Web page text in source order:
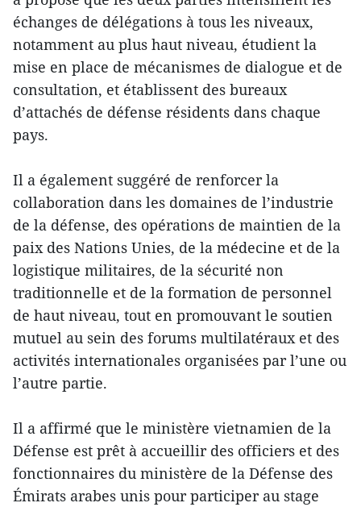
échanges de délégations à tous les niveaux,
notamment au plus haut niveau, étudient la
mise en place de mécanismes de dialogue et de
consultation, et établissent des bureaux
d’attachés de défense résidents dans chaque
pays.
Il a également suggéré de renforcer la
collaboration dans les domaines de l’industrie
de la défense, des opérations de maintien de la
paix des Nations Unies, de la médecine et de la
logistique militaires, de la sécurité non
traditionnelle et de la formation de personnel
de haut niveau, tout en promouvant le soutien
mutuel au sein des forums multilatéraux et des
activités internationales organisées par l’une ou
l’autre partie.
Il a affirmé que le ministère vietnamien de la
Défense est prêt à accueillir des officiers et des
fonctionnaires du ministère de la Défense des
Émirats arabes unis pour participer au stage